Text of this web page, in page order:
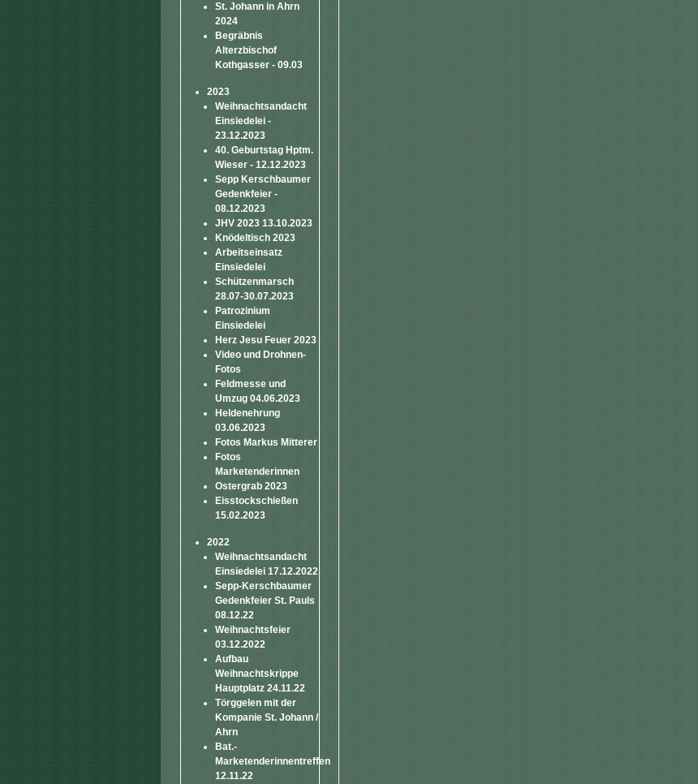
St. Johann in Ahrn
2024
Begräbnis
Alterzbischof
Kothgasser - 09.03
2023
Weihnachtsandacht
Einsiedelei -
23.12.2023
40. Geburtstag Hptm.
Wieser - 12.12.2023
Sepp Kerschbaumer
Gedenkfeier -
08.12.2023
JHV 2023 13.10.2023
Knödeltisch 2023
Arbeitseinsatz
Einsiedelei
Schützenmarsch
28.07-30.07.2023
Patrozinium
Einsiedelei
Herz Jesu Feuer 2023
Video und Drohnen-
Fotos
Feldmesse und
Umzug 04.06.2023
Heldenehrung
03.06.2023
Fotos Markus Mitterer
Fotos
Marketenderinnen
Ostergrab 2023
Eisstockschießen
15.02.2023
2022
Weihnachtsandacht
Einsiedelei 17.12.2022
Sepp-Kerschbaumer
Gedenkfeier St. Pauls
08.12.22
Weihnachtsfeier
03.12.2022
Aufbau
Weihnachtskrippe
Hauptplatz 24.11.22
Törggelen mit der
Kompanie St. Johann /
Ahrn
Bat.-
Marketenderinnentreffen
12.11.22